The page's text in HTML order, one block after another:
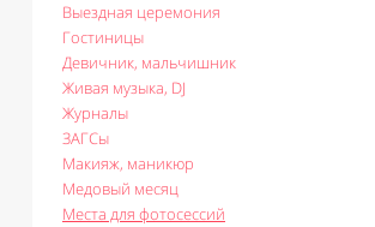
Выездная церемония
Гостиницы
Девичник, мальчишник
Живая музыка, DJ
Журналы
ЗАГСы
Макияж, маникюр
Медовый месяц
Места для фотосессий